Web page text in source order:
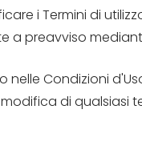
i Termini di
a preavviso
Condizioni
di qualsiasi